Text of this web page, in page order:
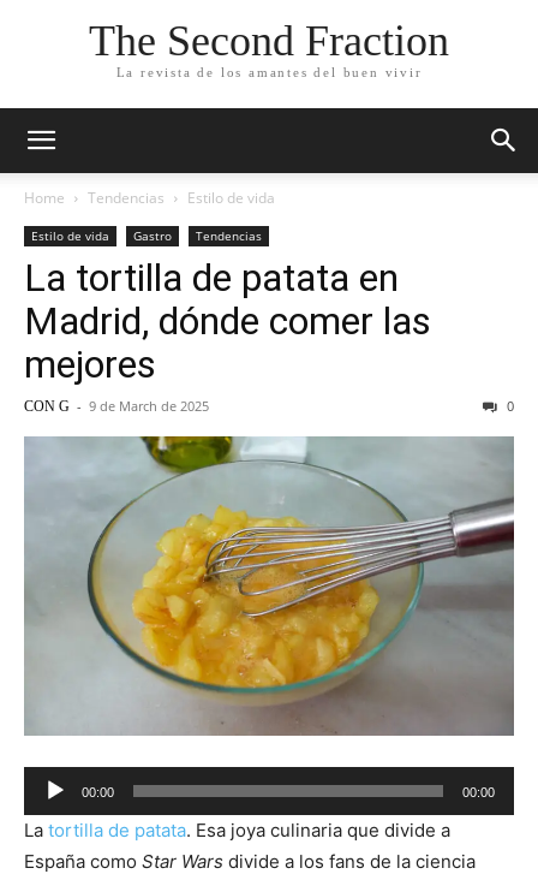
The Second Fraction
La revista de los amantes del buen vivir
Home Tendencias Estilo de vida
Estilo de vida Gastro Tendencias
La tortilla de patata en
Madrid, dónde comer las
mejores
CON G - 9 de March de 2025 0
Audio
Player
00:00 00:00
La tortilla de patata. Esa joya culinaria que divide a
España como Star Wars divide a los fans de la ciencia